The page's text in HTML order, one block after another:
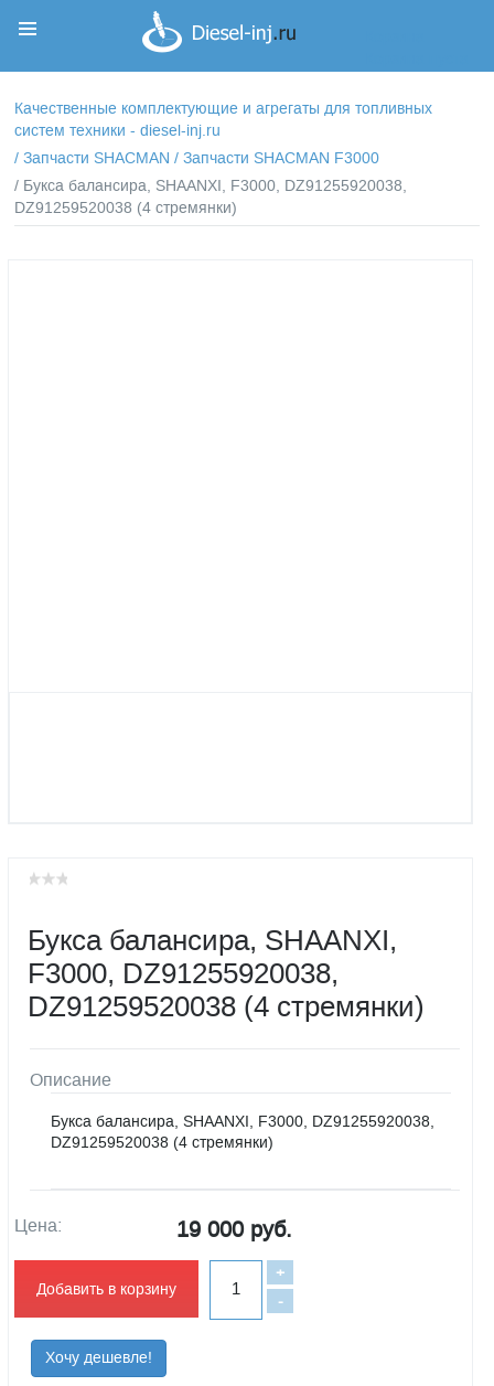
Качественные комплектующие и агрегаты для топливных
систем техники - diesel-inj.ru
/Запчасти SHACMAN /Запчасти SHACMAN F3000
/ Букса балансира, SHAANXI, F3000, DZ91255920038,
DZ91259520038 (4 стремянки)
Букса балансира, SHAANXI,
F3000, DZ91255920038,
DZ91259520038 (4 стремянки)
Описание
Букса балансира, SHAANXI, F3000, DZ91255920038,
DZ91259520038 (4 стремянки)
Цена: 19 000 руб.
Добавить в корзину
-
+
Хочу дешевле!